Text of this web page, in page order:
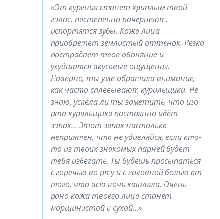
От курения станет хриплым твой
голос, постепенно почернеют,
испортятся зубы. Кожа лица
приобретёт землистый оттенок. Резко
пострадает твоё обоняние и
ухудшатся вкусовые ощущения.
Наверно, ты уже обратила внимание,
как часто сплёвывают курильщики. Не
знаю, успела ли ты заметить, что изо
рта курильщика постоянно идёт
запах… Этот запах настолько
неприятен, что не удивляйся, если кто-
то из твоих знакомых парней будет
тебя избегать. Ты будешь просыпаться
с горечью во рту и с головной болью от
того, что всю ночь кашляла. Очень
рано кожа твоего лица станет
морщинистой и сухой…